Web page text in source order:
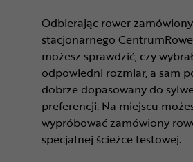
Odbierając rower
stacjonarnego
możesz sprawdzić, czy
odpowiedni rozmiar, a sam
dobrze dopasowany do
preferencji. Na miejscu
wypróbować zamówiony
specjalnej ścieżce testowej.